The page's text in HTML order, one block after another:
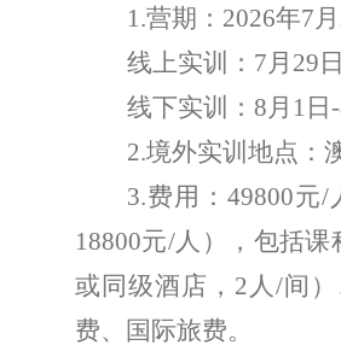
1.营期： 2026年7月
线上实训： 7月 29 日
线下实训： 8月 1 日
2.境外实训地点：
3.费用：49800元/
18800元/人），包括课
或同级酒店， 2 人/间
费、国际旅费。